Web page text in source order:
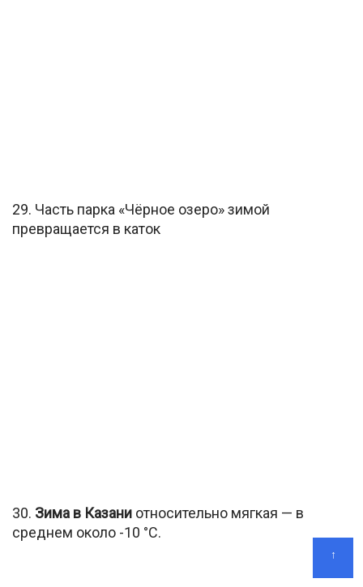
29. Часть парка «Чёрное озеро» зимой
превращается в каток
30. Зима в Казани относительно мягкая — в
среднем около -10 °С.
↑